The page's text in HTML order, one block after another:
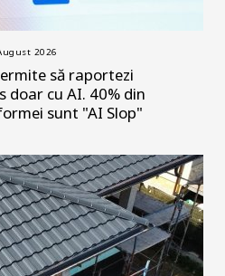
2026
să raportezi
doar cu AI. 40% din
sunt "AI Slop"